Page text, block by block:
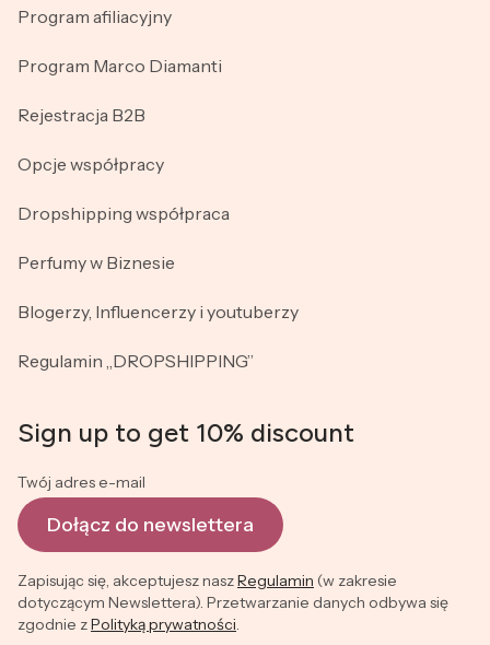
Program afiliacyjny
Program Marco Diamanti
Rejestracja B2B
Opcje współpracy
Dropshipping współpraca
Perfumy w Biznesie
Blogerzy, Influencerzy i youtuberzy
Regulamin „DROPSHIPPING”
Sign up to get 10% discount
Twój adres e-mail
Dołącz do newslettera
Zapisując się, akceptujesz naszRegulamin (w zakresie
dotyczącym Newslettera). Przetwarzanie danych odbywa się
zgodnie zPolityką prywatności.